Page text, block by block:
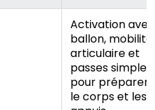
Activation avec
ballon, mobilité
articulaire et
passes simples
pour préparer
le corps et les